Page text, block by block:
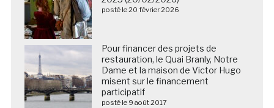
posté le 20 février 2026
Pour financer des projets de
restauration, le Quai Branly, Notre
Dame et la maison de Victor Hugo
misent sur le financement
participatif
posté le 9 août 2017